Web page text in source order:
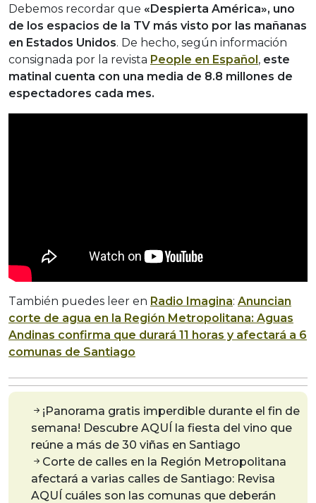
Debemos recordar que «Despierta América», uno
de los espacios de la TV más visto por las mañanas
en Estados Unidos. De hecho, según información
consignada por la revista People en Español , este
matinal cuenta con una media de 8.8 millones de
espectadores cada mes.
También puedes leer en Radio Imagina: Anuncian
corte de agua en la Región Metropolitana: Aguas
Andinas confirma que durará 11 horas y afectará a 6
comunas de Santiago
¡Panorama gratis imperdible durante el fin de
semana! Descubre AQUÍ la fiesta del vino que
reúne a más de 30 viñas en Santiago
Corte de calles en la Región Metropolitana
afectará a varias calles de Santiago: Revisa
AQUÍ cuáles son las comunas que deberán